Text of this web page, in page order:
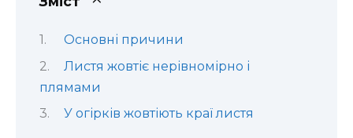
Основні причини
Листя жовтіє нерівномірно і
плямами
У огірків жовтіють краї листя